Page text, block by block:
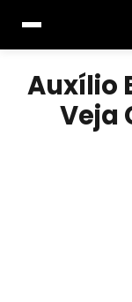
para
o
conteúdo
Auxílio
Veja